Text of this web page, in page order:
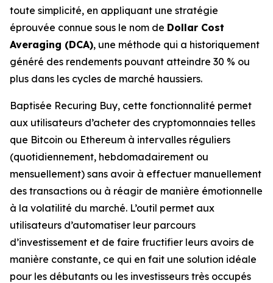
toute simplicité, en appliquant une stratégie
éprouvée connue sous le nom de Dollar Cost
Averaging (DCA), une méthode qui a historiquement
généré des rendements pouvant atteindre 30 % ou
plus dans les cycles de marché haussiers.
Baptisée Recuring Buy, cette fonctionnalité permet
aux utilisateurs d’acheter des cryptomonnaies telles
que Bitcoin ou Ethereum à intervalles réguliers
(quotidiennement, hebdomadairement ou
mensuellement) sans avoir à effectuer manuellement
des transactions ou à réagir de manière émotionnelle
à la volatilité du marché. L’outil permet aux
utilisateurs d’automatiser leur parcours
d’investissement et de faire fructifier leurs avoirs de
manière constante, ce qui en fait une solution idéale
pour les débutants ou les investisseurs très occupés